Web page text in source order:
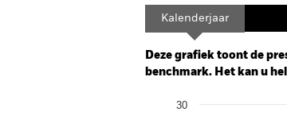
Kalenderjaar
Deze grafiek toont de
benchmark. Het kan u
Bar chart with 2 data series.
30